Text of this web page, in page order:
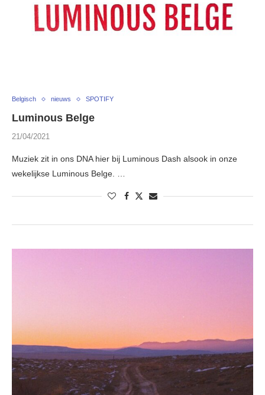
Belgisch nieuws SPOTIFY
Luminous Belge
21/04/2021
Muziek zit in ons DNA hier bij Luminous Dash alsook in onze
wekelijkse Luminous Belge. …